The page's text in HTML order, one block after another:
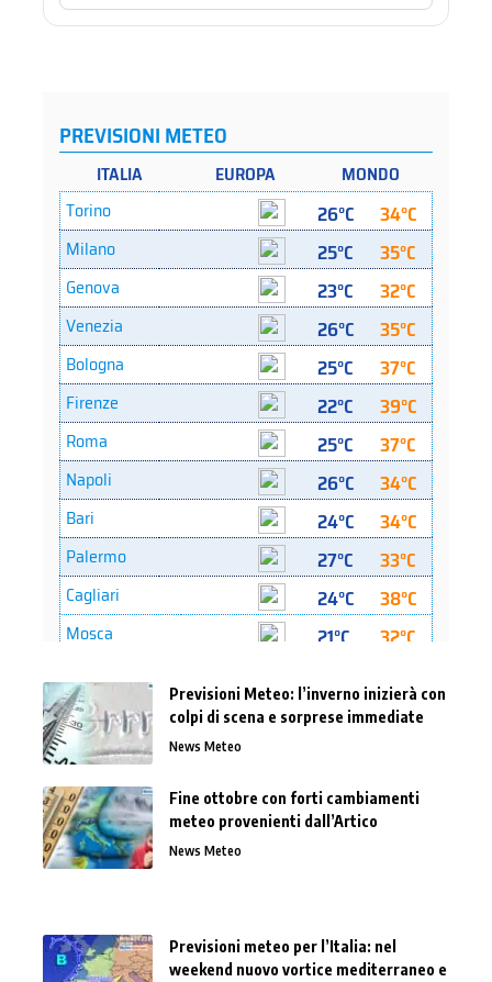
Previsioni Meteo: l’inverno inizierà con
colpi di scena e sorprese immediate
News Meteo
Fine ottobre con forti cambiamenti
meteo provenienti dall’Artico
News Meteo
Previsioni meteo per l’Italia: nel
weekend nuovo vortice mediterraneo e